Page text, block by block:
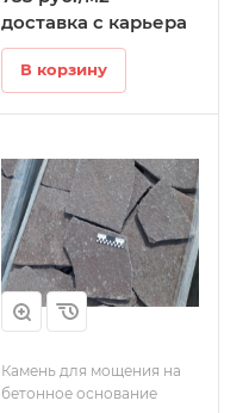
доставка с карьера
В корзину
Камень для мощения на
бетонное основание